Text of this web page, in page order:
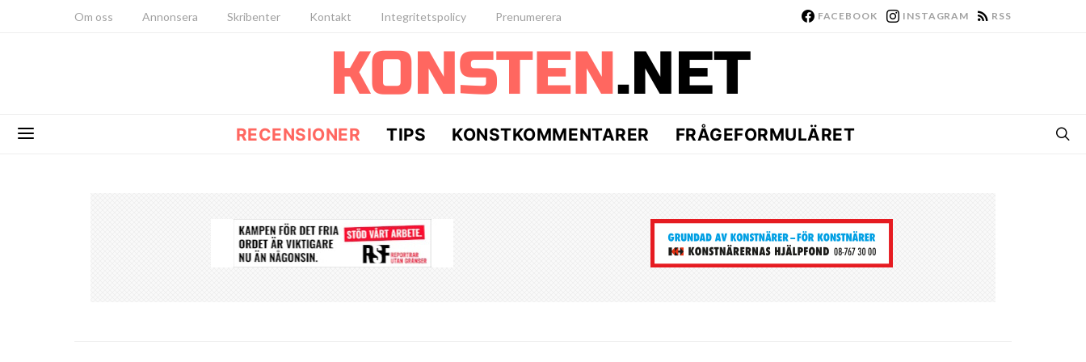
Om oss Annonsera Skribenter Kontakt Integritetspolicy Prenumerera FACEBOOK INSTAGRAM RSS
RECENSIONER TIPS KONSTKOMMENTARER FRÅGEFORMULÄRET